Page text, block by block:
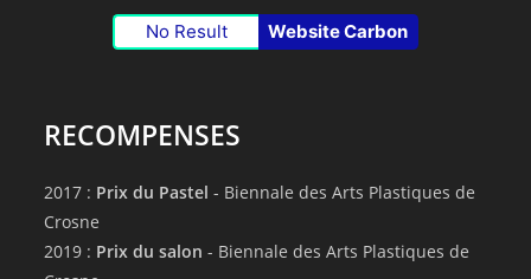
No Result Website Carbon
RECOMPENSES
2017 : Prix du Pastel - Biennale des Arts Plastiques de
Crosne
2019 : Prix du salon - Biennale des Arts Plastiques de